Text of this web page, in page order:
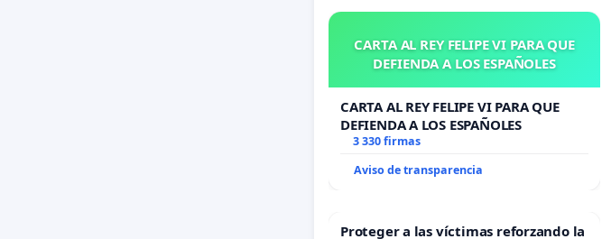
CARTA AL REY FELIPE VI PARA QUE
DEFIENDA A LOS ESPAÑOLES
CARTA AL REY FELIPE VI PARA QUE
DEFIENDA A LOS ESPAÑOLES
3 330 firmas
Aviso de transparencia
Proteger a las víctimas reforzando la